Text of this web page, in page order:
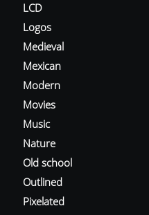
LCD
Logos
Medieval
Mexican
Modern
Movies
Music
Nature
Old school
Outlined
Pixelated